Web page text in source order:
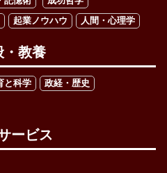
起業ノウハウ 人間・心理学
・教養
と科学
政経・歴史
ービス